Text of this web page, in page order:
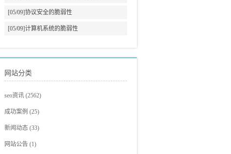
[05/09]协议安全的脆弱性
[05/09]计算机系统的脆弱性
网站分类
seo资讯 (2562)
seo教程(705)
蓝爵观点 (326)
seo新闻(293)
成功案例 (25)
网站建设案例
seo案例展示(2)
新闻动态 (33)
网站公告 (1)